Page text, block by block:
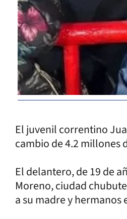
El juvenil correntino
cambio de 4.2 millones
El delantero, de 19 de
Moreno, ciudad
a su madre y hermanos